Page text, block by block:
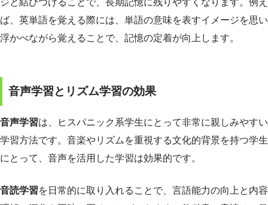
ば、英単語を覚える際には、単語の意味を表すイメージを思い
浮かべながら覚えることで、記憶の定着が向上します。
音声学習とリズム学習の効果
音声学習は、ヒスパニック系学生にとって非常に親しみやすい
学習方法です。音楽やリズムを重視する文化的背景を持つ学生
にとって、音声を活用した学習は効果的です。
音読学習を日常的に取り入れることで、言語能力の向上と内容